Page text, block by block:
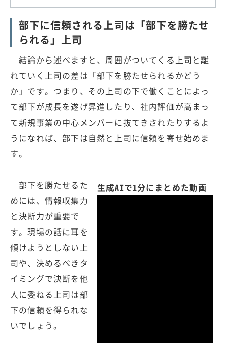
部下に信頼される上司は「部下を勝たせ
られる」上司
結論から述べますと、周囲がついてくる上司と離
れていく上司の差は「部下を勝たせられるかどう
か」です。つまり、その上司の下で働くことによっ
て部下が成長を遂げ昇進したり、社内評価が高まっ
て新規事業の中心メンバーに抜てきされたりするよ
うになれば、部下は自然と上司に信頼を寄せ始めま
す。
生成AIで1分にまとめた動画
部下を勝たせるた
めには、情報収集力
と決断力が重要で
す。現場の話に耳を
傾けようとしない上
司や、決めるべきタ
イミングで決断を他
人に委ねる上司は部
下の信頼を得られな
いでしょう。